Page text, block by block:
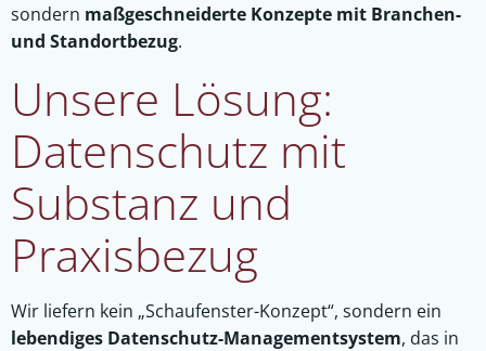
sondern maßgeschneiderte Konzepte mit Branchen-
und Standortbezug.
Unsere Lösung:
Datenschutz mit
Substanz und
Praxisbezug
Wir liefern kein „Schaufenster-Konzept“, sondern ein
lebendiges Datenschutz-Managementsystem, das in